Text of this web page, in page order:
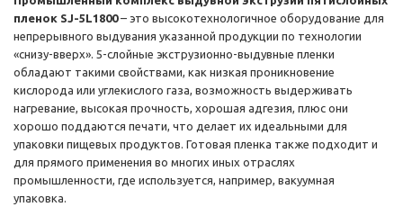
пленок SJ-5L1800– это высокотехнологичное оборудование для
непрерывного выдувания указанной продукции по технологии
«снизу-вверх». 5-слойные экструзионно-выдувные пленки
обладают такими свойствами, как низкая проникновение
кислорода или углекислого газа, возможность выдерживать
нагревание, высокая прочность, хорошая адгезия, плюс они
хорошо поддаются печати, что делает их идеальными для
упаковки пищевых продуктов. Готовая пленка также подходит и
для прямого применения во многих иных отраслях
промышленности, где используется, например, вакуумная
упаковка.